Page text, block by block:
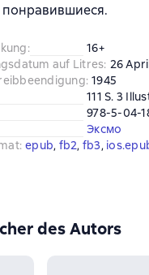
понравившиеся.
:
16+
auf Litres: 26
: 1945
111 S. 3
978-5-04-
Эксмо
: epub, fb2, fb3,
des Autors